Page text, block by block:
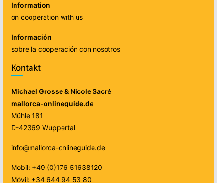
Information
on cooperation with us
Información
sobre la cooperación con nosotros
Kontakt
Michael Grosse & Nicole Sacré
mallorca-onlineguide.de
Mühle 181
D-42369 Wuppertal
info@mallorca-onlineguide.de
Mobil: +49 (0)176 51638120
Móvil: +34 644 94 53 80